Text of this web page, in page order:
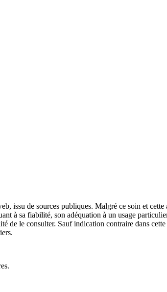
issu de sources publiques. Malgré ce soin et
à sa fiabilité, son adéquation à un usage
de le consulter. Sauf indication contraire dans